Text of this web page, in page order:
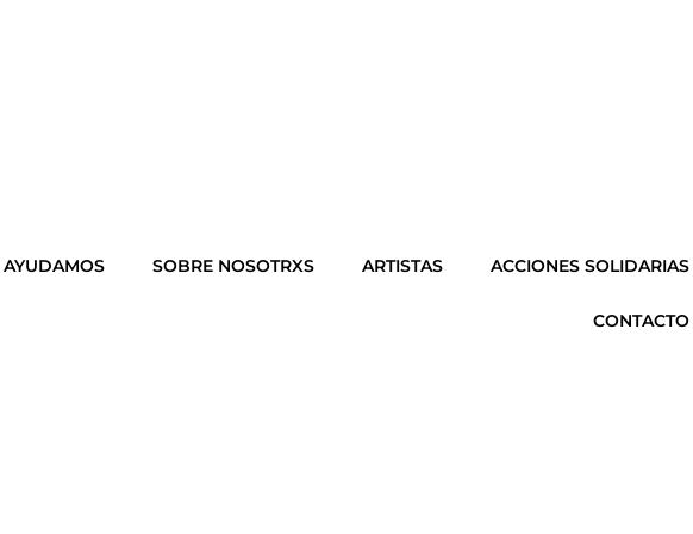
SOBRE NOSOTRXS ARTISTAS ACCIONES SOLIDARIAS
CONTACTO